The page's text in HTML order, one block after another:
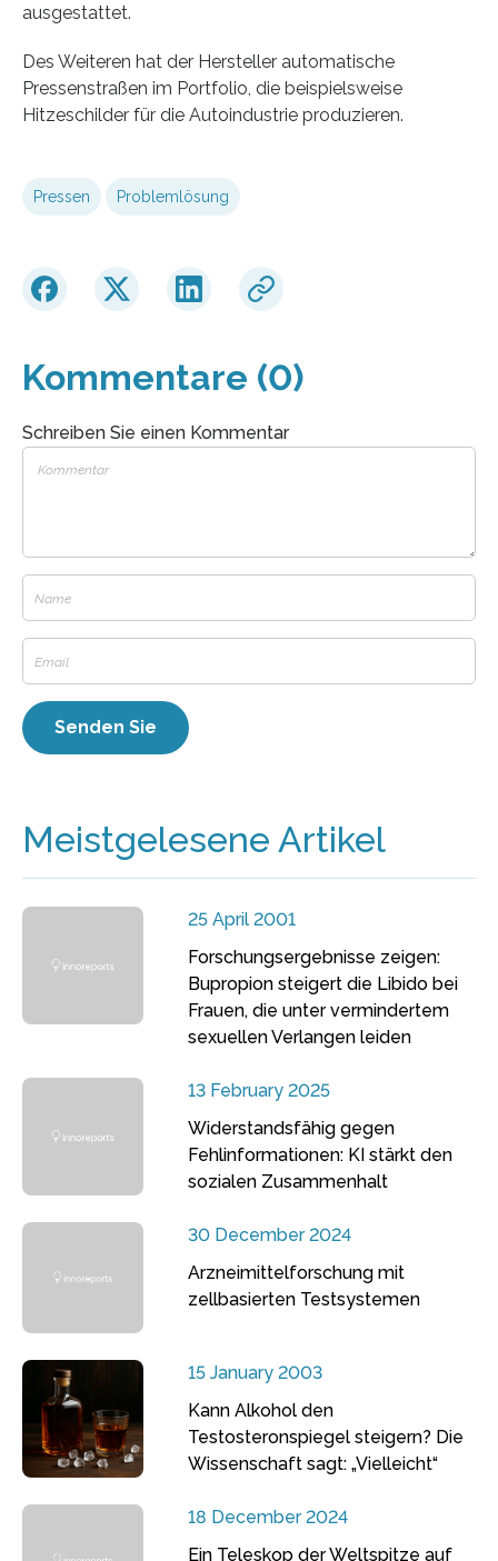
ausgestattet.
Des Weiteren hat der Hersteller automatische
Pressenstraßen im Portfolio, die beispielsweise
Hitzeschilder für die Autoindustrie produzieren.
Pressen Problemlösung
Kommentare (0)
Schreiben Sie einen Kommentar
Meistgelesene Artikel
25 April 2001
Forschungsergebnisse zeigen:
Bupropion steigert die Libido bei
Frauen, die unter vermindertem
sexuellen Verlangen leiden
13 February 2025
Widerstandsfähig gegen
Fehlinformationen: KI stärkt den
sozialen Zusammenhalt
30 December 2024
Arzneimittelforschung mit
zellbasierten Testsystemen
15 January 2003
Kann Alkohol den
Testosteronspiegel steigern? Die
Wissenschaft sagt: „Vielleicht“
18 December 2024
Ein Teleskop der Weltspitze auf